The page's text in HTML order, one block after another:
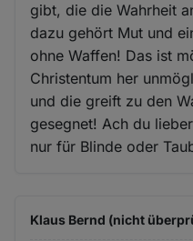
gibt, die die Wahrheit
dazu gehört Mut und
ohne Waffen! Das ist
Christentum her
und die greift zu den
gesegnet! Ach du
nur für Blinde oder
Klaus Bernd (nicht